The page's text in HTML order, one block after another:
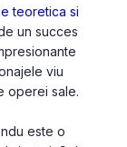
teoretica si
un succes
viu
operei sale.
este o